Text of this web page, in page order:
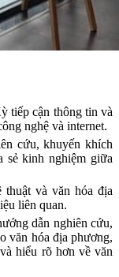
tiếp cận thông tin và
nghệ và internet.
cứu, khuyến khích
sẻ kinh nghiệm giữa
và văn hóa địa
liên quan.
dẫn nghiên cứu,
văn hóa địa phương,
hiểu rõ hơn về văn